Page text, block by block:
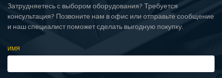
Затрудняетесь с выбором оборудования? Требуется
консультация? Позвоните нам в офис или отправьте сообщение
и наш специалист поможет сделать выгодную покупку.
ИМЯ